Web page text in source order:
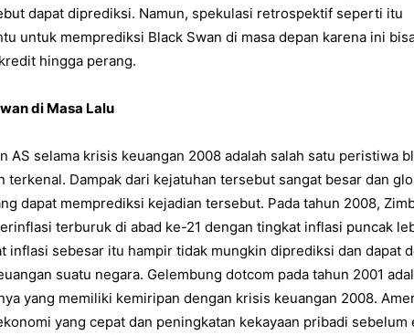
dapat diprediksi. Namun, spekulasi retrospektif seperti itu
untuk memprediksi Black Swan di masa depan karena ini
hingga perang.
di Masa Lalu
AS selama krisis keuangan 2008 adalah salah satu peristiwa
terkenal. Dampak dari kejatuhan tersebut sangat besar dan
dapat memprediksi kejadian tersebut. Pada tahun 2008,
terburuk di abad ke-21 dengan tingkat inflasi puncak
inflasi sebesar itu hampir tidak mungkin diprediksi dan dapat
suatu negara. Gelembung dotcom pada tahun 2001
yang memiliki kemiripan dengan krisis keuangan 2008.
yang cepat dan peningkatan kekayaan pribadi sebelum